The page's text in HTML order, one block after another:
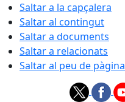
Saltar a la capçalera
Saltar al contingut
Saltar a documents
Saltar a relacionats
Saltar al peu de pàgina